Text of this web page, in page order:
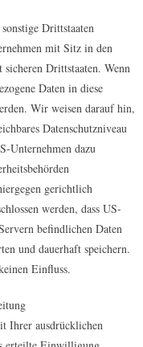
Drittstaaten
mit Sitz in den
Drittstaaten. Wenn
Daten in diese
Wir weisen darauf hin,
Datenschutzniveau
Unternehmen dazu
gerichtlich
werden, dass US-
befindlichen Daten
und dauerhaft speichern.
Einfluss.
Ihrer ausdrücklichen